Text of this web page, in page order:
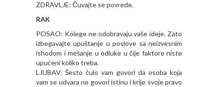
ZDRAVLJE: Čuvajte se povrede.
RAK
POSAO: Kolege ne odobravaju vaše ideje. Zato
izbegavajte upuštanje u poslove sa neizvesnim
ishodom i mešanje u odluke u čije faktore niste
upućeni koliko treba.
LJUBAV: Šesto čulo vam govori da osoba koja
vam se udvara ne govori istinu i krije svoje pravo